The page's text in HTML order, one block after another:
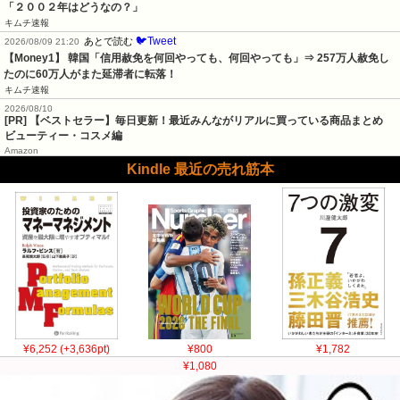
「２００２年はどうなの？」
キムチ速報
2026/08/09 21:20 あとで読む 🐦Tweet
【Money1】 韓国「信用赦免を何回やっても、何回やっても」⇒ 257万人赦免し
たのに60万人がまた延滞者に転落！
キムチ速報
2026/08/10
[PR] 【ベストセラー】毎日更新！最近みんながリアルに買っている商品まとめ
ビューティー・コスメ編
Amazon
Kindle 最近の売れ筋本
¥6,252 (+3,636pt) ¥800
¥1,782
¥1,080